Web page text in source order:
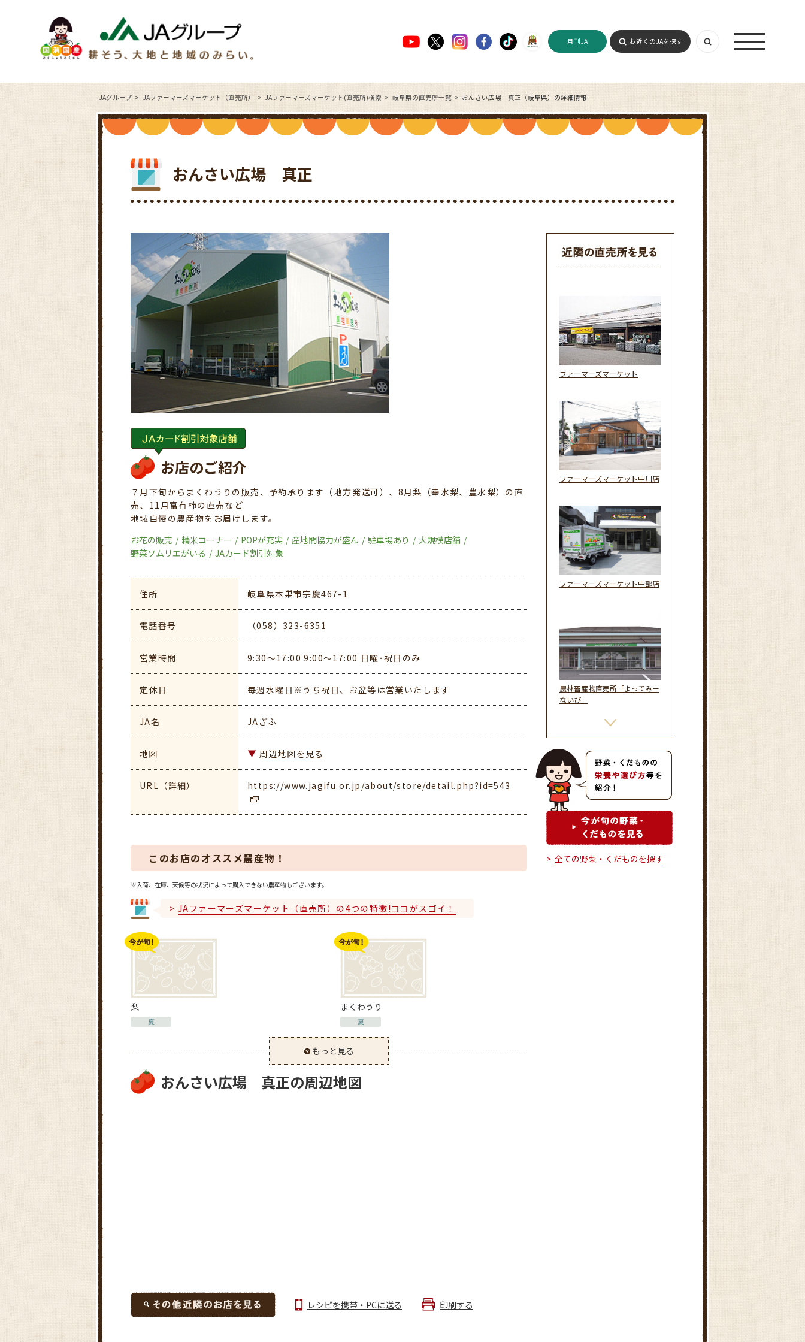
月刊JA お近くのJAを探す
JAグループ JAファーマーズマーケット（直売所） JAファーマーズマーケット(直売所)検索 岐阜県の直売所一覧 おんさい広場 真正（岐阜県）の詳細情報
おんさい広場 真正
お店のご紹介
７月下旬からまくわうりの販売、予約承ります（地方発送可）、8月梨（幸水梨、豊水梨）の直
売、11月富有柿の直売など
地域自慢の農産物をお届けします。
お花の販売
精米コーナー POPが充実 産地間協力が盛ん 駐車場あり
大規模店舗
野菜ソムリエがいる
JAカード割引対象
住所 岐阜県本巣市宗慶467-1
電話番号 （058）323-6351
営業時間 9:30～17:00 9:00～17:00 日曜･祝日のみ
定休日 毎週水曜日※うち祝日、お盆等は営業いたします
JA名 JAぎふ
地図 周辺地図を見る
URL（詳細） https://www.jagifu.or.jp/about/store/detail.php?id=543
このお店のオススメ農産物！
※入荷、在庫、天候等の状況によって購入できない農産物もございます。
JAファーマーズマーケット（直売所）の4つの特徴!ココがスゴイ！
梨
夏
まくわうり
夏
もっと見る
おんさい広場 真正の周辺地図
レシピを携帯・PCに送る 印刷する
ファーマーズマーケット
ファーマーズマーケット中川店
ファーマーズマーケット中部店
農林畜産物直売所「よってみー
ないび」
農林畜産物直売所「よってみー
な大野」
全ての野菜・くだものを探す